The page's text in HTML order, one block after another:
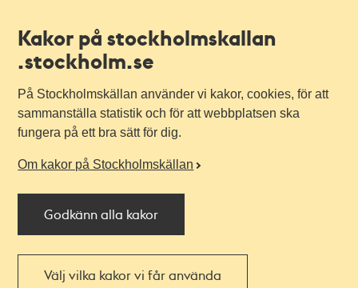
Kakor på stockholmskallan
.stockholm.se
På Stockholmskällan använder vi kakor, cookies, för att
sammanställa statistik och för att webbplatsen ska
fungera på ett bra sätt för dig.
Om kakor på Stockholmskällan
Godkänn alla kakor
Välj vilka kakor vi får använda